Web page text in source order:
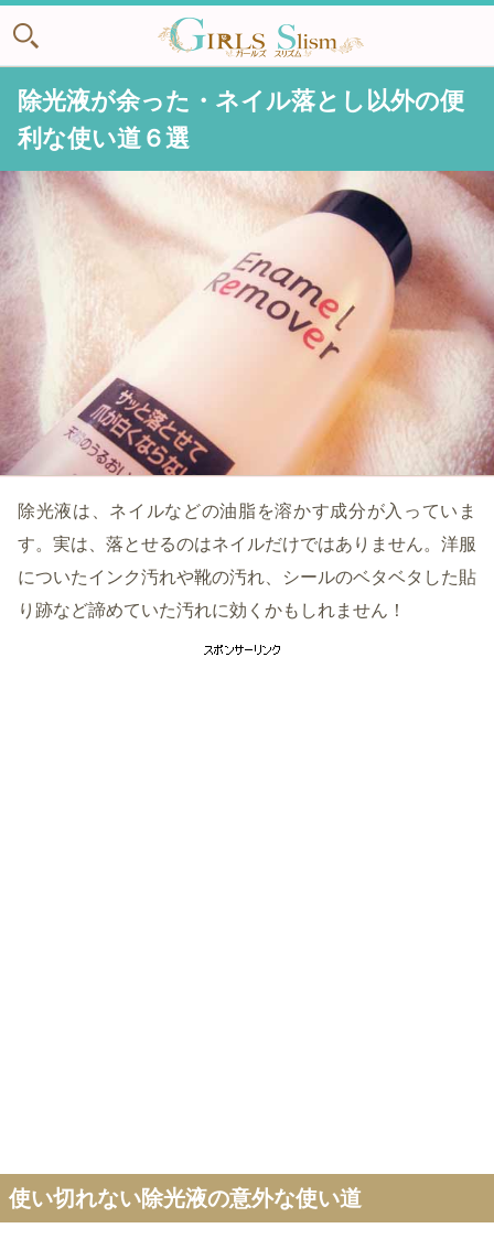
除光液が余った・ネイル落とし以外の便
利な使い道６選
除光液は、ネイルなどの油脂を溶かす成分が入っていま
す。実は、落とせるのはネイルだけではありません。洋服
についたインク汚れや靴の汚れ、シールのベタベタした貼
り跡など諦めていた汚れに効くかもしれません！
使い切れない除光液の意外な使い道